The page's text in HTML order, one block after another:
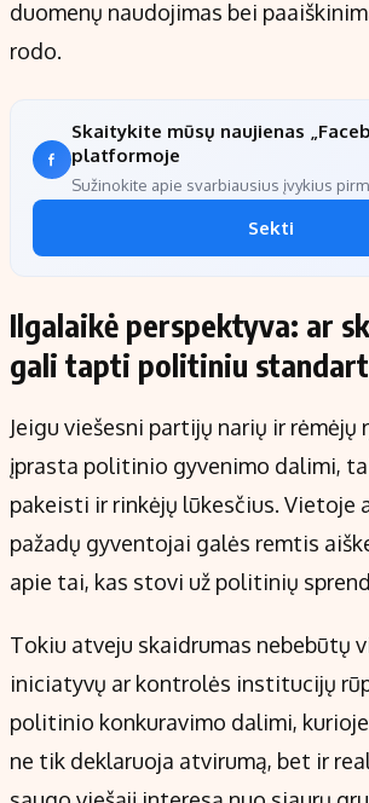
duomenų naudojimas bei
rodo.
Skaitykite mūsų naujienas
platformoje
Sužinokite apie svarbiausius įvykius
Sekti
Ilgalaikė perspektyva: ar
gali tapti politiniu
Jeigu viešesni partijų narių ir rėmėjų
įprasta politinio gyvenimo dalimi,
pakeisti ir rinkėjų lūkesčius. Vietoje
pažadų gyventojai galės remtis
apie tai, kas stovi už politinių
Tokiu atveju skaidrumas nebebūtų
iniciatyvų ar kontrolės institucijų
politinio konkuravimo dalimi,
ne tik deklaruoja atvirumą, bet ir